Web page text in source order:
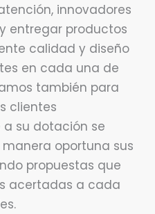
innovadores
entregar productos
calidad y diseño
en cada una de
también para
clientes
su dotación se
oportuna sus
propuestas que
acertadas a cada